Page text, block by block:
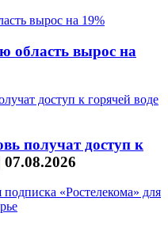
область вырос на
получат доступ к
07.08.2026